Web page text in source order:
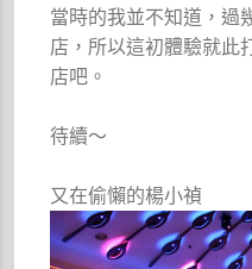
當時的我並不知道，過
店，所以這初體驗就此
店吧。
待續～
又在偷懶的楊小禎